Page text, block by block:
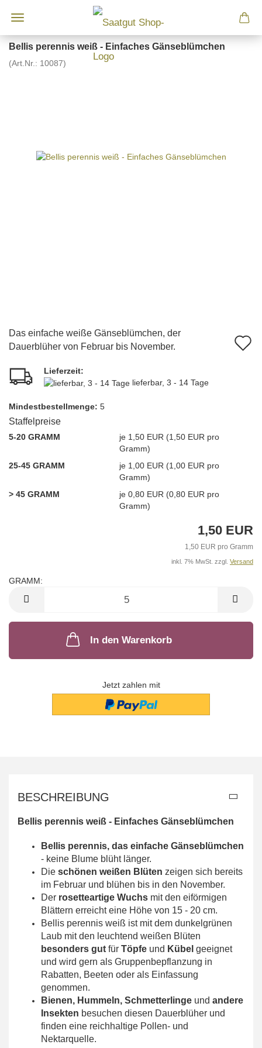
Bellis perennis weiß - Einfaches Gänseblümchen
(Art.Nr.: 10087)
Das einfache weiße Gänseblümchen, der
Dauerblüher von Februar bis November.
Lieferzeit:
lieferbar, 3 - 14 Tage
Mindest­bestellmenge: 5
Staffelpreise
5-20 GRAMM
je 1,50 EUR (1,50 EUR pro
Gramm)
25-45 GRAMM
je 1,00 EUR (1,00 EUR pro
Gramm)
> 45 GRAMM
je 0,80 EUR (0,80 EUR pro
Gramm)
1,50 EUR
1,50 EUR pro Gramm
inkl. 7% MwSt. zzgl. Versand
GRAMM:
In den Warenkorb
Jetzt zahlen mit
BESCHREIBUNG
Bellis perennis weiß - Einfaches Gänseblümchen
Bellis perennis, das einfache Gänseblümchen
- keine Blume blüht länger.
Die schönen weißen Blüten zeigen sich bereits
im Februar und blühen bis in den November.
Der rosetteartige Wuchs mit den eiförmigen
Blättern erreicht eine Höhe von 15 - 20 cm.
Bellis perennis weiß ist mit dem dunkelgrünen
Laub mit den leuchtend weißen Blüten
besonders gut für Töpfe und Kübel geeignet
und wird gern als Gruppenbepflanzung in
Rabatten, Beeten oder als Einfassung
genommen.
Bienen, Hummeln, Schmetterlinge und andere
Insekten besuchen diesen Dauerblüher und
finden eine reichhaltige Pollen- und
Nektarquelle.